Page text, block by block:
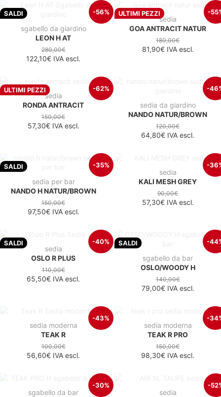
SALDI -56%
sgabello da giardino
LEON H AT
280,00€
122,10€ IVA escl.
ULTIMI PEZZI -
sedia
GOA ANTRACIT NATUR
180,00€
81,90€IVA escl.
ULTIMI PEZZI -62%
sedia
RONDA ANTRACIT
150,00€
57,30€IVA escl.
-
sedia da giardino
NANDO NATUR/BROWN
120,00€
64,80€ IVA escl.
SALDI -35%
sedia per bar
NANDO H NATUR/BROWN
150,00€
97,50€IVA escl.
-
sedia
KALI MESH GREY
90,00€
57,30€IVA escl.
SALDI -40%
sedia
OSLO R PLUS
110,00€
65,50€ IVA escl.
SALDI -
sgabello da bar
OSLO/WOODY H
140,00€
79,00€IVA escl.
-43%
sedia moderna
TEAK R
100,00€
56,60€ IVA escl.
-
sedia moderna
TEAK R PRO
150,00€
98,30€ IVA escl.
-30%
sgabello da bar
-
sedia